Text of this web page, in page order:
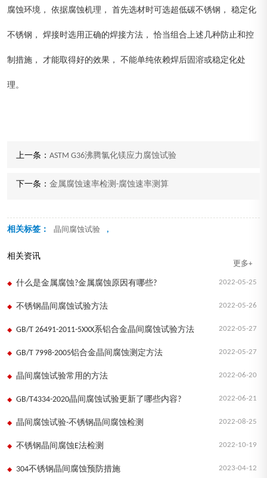
腐蚀环境， 依据腐蚀机理， 首先选材时可选超低碳不锈钢， 稳定化
不锈钢， 焊接时选用正确的焊接方法， 恰当组合上述几种防止和控
制措施， 才能取得好的效果， 不能单纯依赖焊后固溶或稳定化处
理。
上一条： ASTM G36沸腾氯化镁应力腐蚀试验
下一条： 金属腐蚀速率检测-腐蚀速率测算
相关标签： 晶间腐蚀试验 ,
相关资讯
更多+
2022-05-25
什么是金属腐蚀?金属腐蚀原因有哪些?
2022-05-26
不锈钢晶间腐蚀试验方法
2022-05-27
GB/T 26491-2011-5XXX系铝合金晶间腐蚀试验方法
2022-05-27
GB/T 7998-2005铝合金晶间腐蚀测定方法
2022-06-20
晶间腐蚀试验常用的方法
2022-06-21
GB/T4334-2020晶间腐蚀试验更新了哪些内容?
2022-08-25
晶间腐蚀试验-不锈钢晶间腐蚀检测
2022-10-19
不锈钢晶间腐蚀E法检测
2023-04-12
304不锈钢晶间腐蚀预防措施